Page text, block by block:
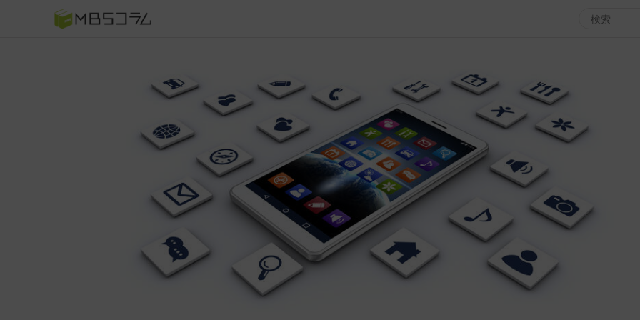
日曜日の初耳学 復習編 エンタメMBS
もう一度楽しむプレバト サタプラ ～気になる情報をちょこっとプラス～
月曜の蛙、大海を知る。
何が起こるかホンマにわからん！？「ごぶごぶ」のトリ
情熱大陸を読む
痛快！明石家電視台に、エエ話はいらんねん！
池上彰のニュース解説が読める！「生！池上彰×山里亮